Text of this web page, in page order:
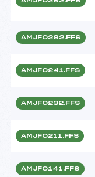
AMJF0282.FFS
AMJF0241.FFS
AMJF0232.FFS
AMJF0211.FFS
AMJF0141.FFS